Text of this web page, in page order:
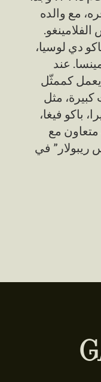
مع والده
دي لوسيا،
عند
كممثّل
مثل
باكو فيغا،
متعاون مع
ريبولار” في